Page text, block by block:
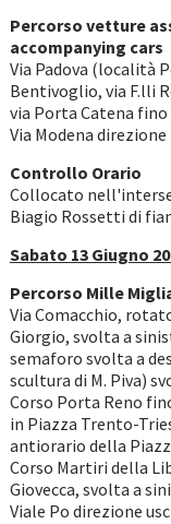
Percorso vetture
accompanying cars
Via Padova (località
Bentivoglio, via F.lli
via Porta Catena
Via Modena
Controllo Orario
Collocato
Biagio Rossetti di
Sabato 13 Giugno
Percorso Mille
Via Comacchio,
Giorgio, svolta a
semaforo svolta a
scultura di M. Piva)
Corso Porta Reno
in Piazza Trento-
antiorario della
Corso Martiri della
Giovecca, svolta a
Viale Po direzione